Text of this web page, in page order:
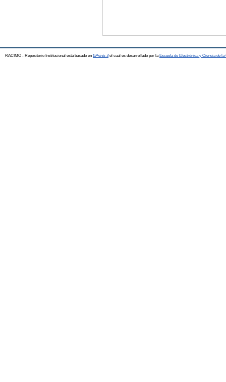
RACIMO - Repositorio Institucional está basado en EPrints 3el cual es desarrollado por la Escuela de Electrónica y Ciencia de la